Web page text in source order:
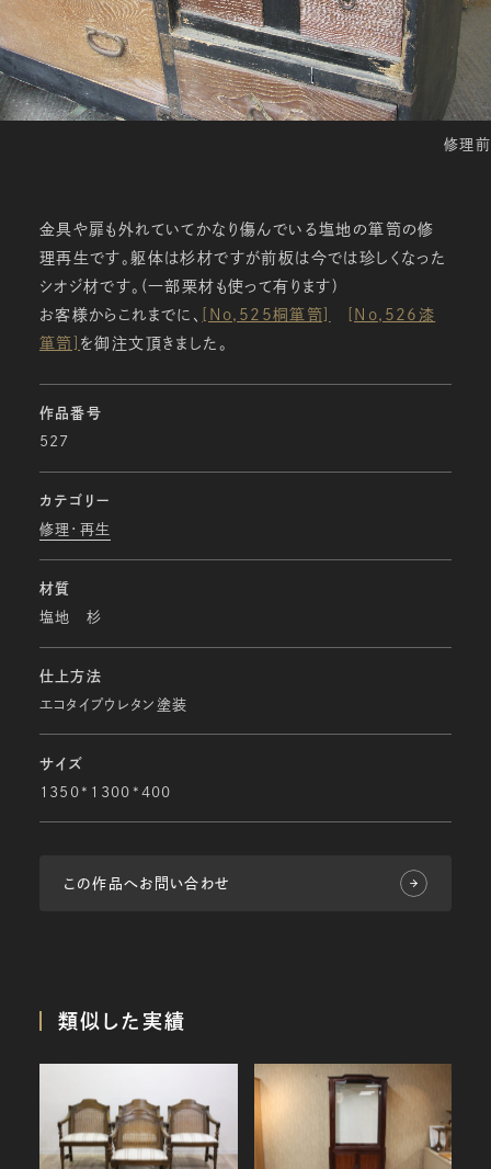
修理前
金具や扉も外れていてかなり傷んでいる塩地の箪笥の修
理再生です。躯体は杉材ですが前板は今では珍しくなった
シオジ材です。(一部栗材も使って有ります)
お客様からこれまでに、 [No,525桐箪笥] [No,526漆
箪笥] を御注文頂きました。
作品番号
527
カテゴリー
修理・再生
材質
塩地 杉
仕上方法
エコタイプウレタン塗装
サイズ
1350*1300*400
この作品へお問い合わせ
類似した実績